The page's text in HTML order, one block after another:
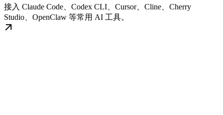
接入 Claude Code、Codex CLI、Cursor、Cline、Cherry
Studio、OpenClaw 等常用 AI 工具。